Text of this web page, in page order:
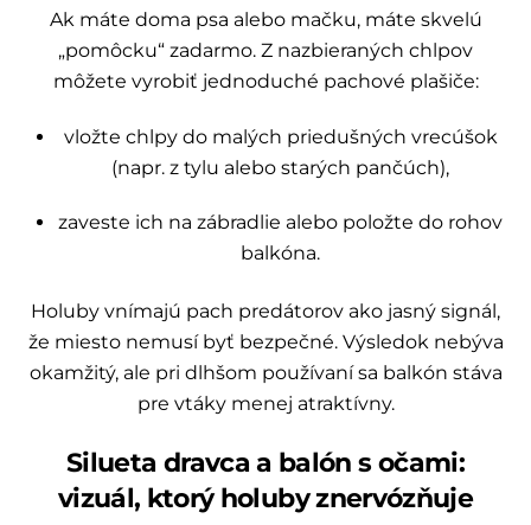
Ak máte doma psa alebo mačku, máte skvelú
„pomôcku“ zadarmo. Z nazbieraných chlpov
môžete vyrobiť jednoduché pachové plašiče:
vložte chlpy do malých priedušných vrecúšok
(napr. z tylu alebo starých pančúch),
zaveste ich na zábradlie alebo položte do rohov
balkóna.
Holuby vnímajú pach predátorov ako jasný signál,
že miesto nemusí byť bezpečné. Výsledok nebýva
okamžitý, ale pri dlhšom používaní sa balkón stáva
pre vtáky menej atraktívny.
Silueta dravca a balón s očami:
vizuál, ktorý holuby znervózňuje